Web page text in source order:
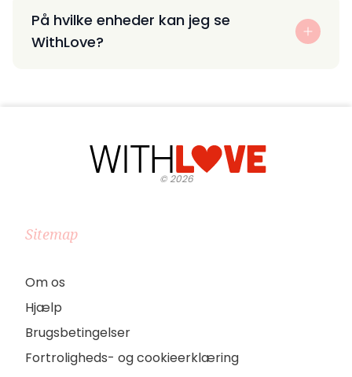
På hvilke enheder kan jeg se
WithLove?
©2026
Sitemap
Om os
Hjælp
Brugsbetingelser
Fortroligheds- og cookieerklæring